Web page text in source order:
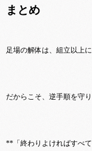
まとめ
足場の解体は、組立以上
だからこそ、逆手順を守
**「終わりよければすべ